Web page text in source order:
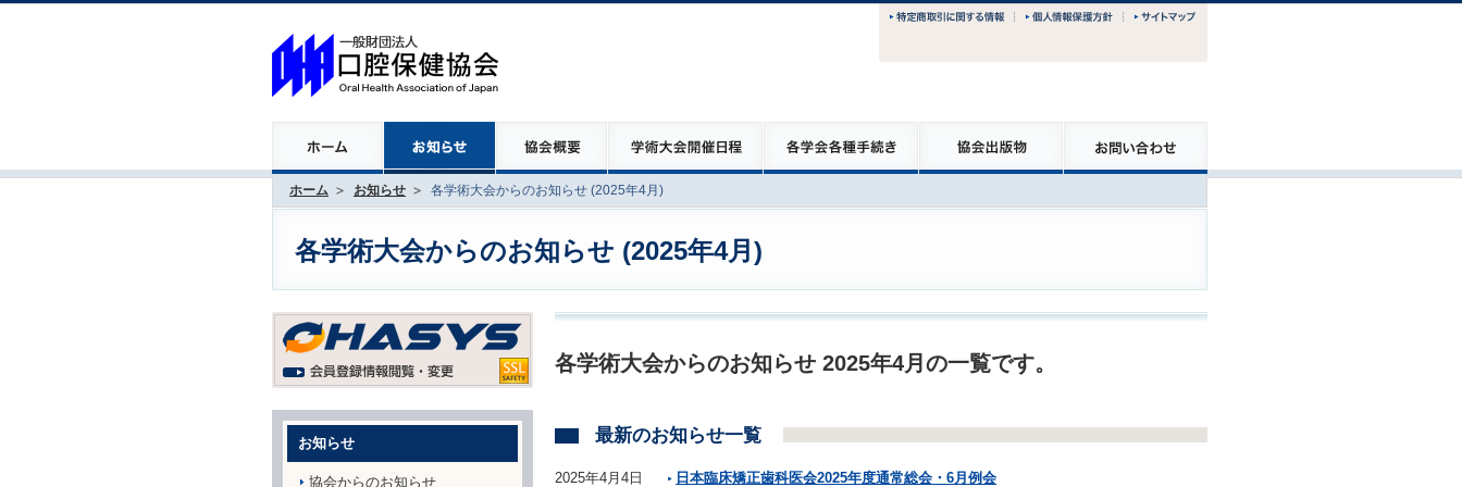
ホーム お知らせ 各学術大会からのお知らせ (2025年4月)
各学術大会からのお知らせ (2025年4月)
各学術大会からのお知らせ 2025年4月の一覧です。
最新のお知らせ一覧
2025年4月4日
日本臨床矯正歯科医会2025年度通常総会・6月例会
お知らせ
協会からのお知らせ